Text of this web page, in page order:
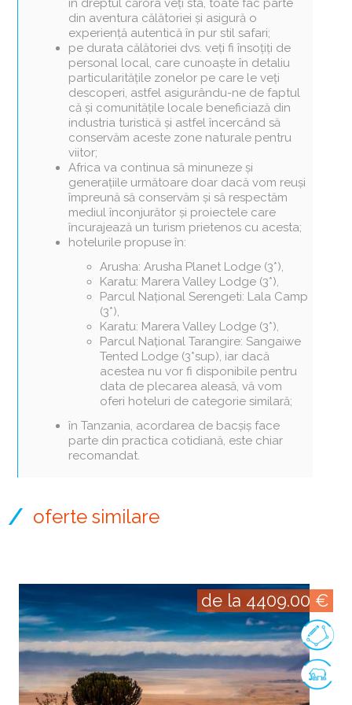
din aventura călătoriei și asigură o
experiență autentică în pur stil safari;
pe durata călătoriei dvs. veți fi însoțiți de
personal local, care cunoaște în detaliu
particularitățile zonelor pe care le veți
descoperi, astfel asigurându-ne de faptul
că și comunitățile locale beneficiază din
industria turistică și astfel încercând să
conservăm aceste zone naturale pentru
viitor;
Africa va continua să minuneze și
generațiile următoare doar dacă vom reuși
împreună să conservăm și să respectăm
mediul înconjurător și proiectele care
încurajează un turism prietenos cu acesta;
hotelurile propuse în:
Arusha: Arusha Planet Lodge (3*),
Karatu: Marera Valley Lodge (3*),
Parcul Național Serengeti: Lala Camp
(3*),
Karatu: Marera Valley Lodge (3*),
Parcul Național Tarangire: Sangaiwe
Tented Lodge (3*sup), iar dacă
acestea nu vor fi disponibile pentru
data de plecarea aleasă, vă vom
oferi hoteluri de categorie similară;
în Tanzania, acordarea de bacșiș face
parte din practica cotidiană, este chiar
recomandat.
oferte similare
de la 4409.00 €